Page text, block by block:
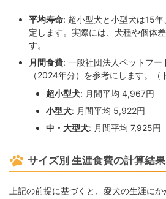
平均寿命: 超小型犬と小型犬は15
定します。実際には、犬種や個体
す。
月間食費: 一般社団法人ペットフー
（2024年分）を参考にします。（
超小型犬: 月間平均 4,967円
小型犬: 月間平均 5,922円
中・大型犬: 月間平均 7,925円
サイズ別 生涯食費の計算結果
上記の前提に基づくと、愛犬の生涯に